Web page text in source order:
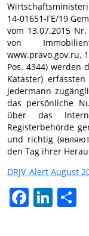
14-01651-ГЕ/19
vom 13.07.2015
von
www.pravo.gov.ru,
Pos. 4344) werden
Kataster)
jedermann
das persönliche
über das
Registerbehörde
und richtig
den Tag ihrer
DRJV_Alert August
FacebookLinkedIn